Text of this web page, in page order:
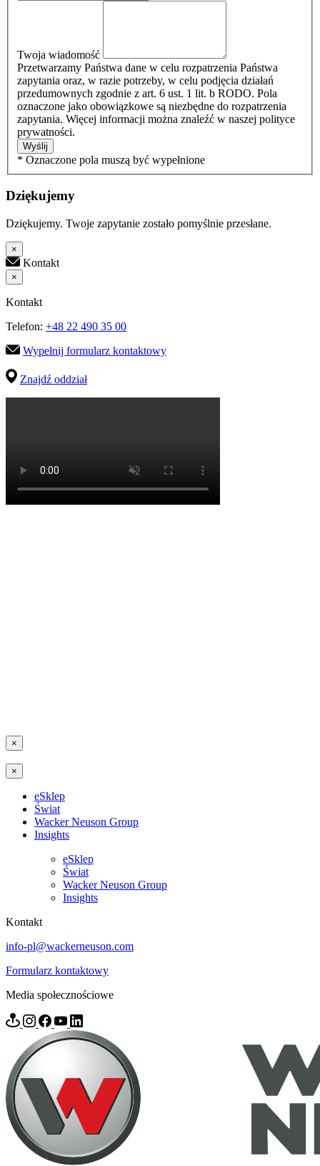
Twoja wiadomość
Przetwarzamy Państwa dane w celu rozpatrzenia Państwa
zapytania oraz, w razie potrzeby, w celu podjęcia działań
przedumownych zgodnie z art. 6 ust. 1 lit. b RODO. Pola
oznaczone jako obowiązkowe są niezbędne do rozpatrzenia
zapytania. Więcej informacji można znaleźć w naszej polityce
prywatności.
Wyślij
* Oznaczone pola muszą być wypełnione
Dziękujemy
Dziękujemy. Twoje zapytanie zostało pomyślnie przesłane.
×
Kontakt
×
Kontakt
Telefon: +48 22 490 35 00
Wypełnij formularz kontaktowy
Znajdź oddział
×
×
eSklep
Świat
Wacker Neuson Group
Insights
eSklep
Świat
Wacker Neuson Group
Insights
Kontakt
info-pl@wackerneuson.com
Formularz kontaktowy
Media społecznościowe